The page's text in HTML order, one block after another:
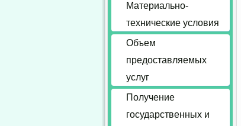
Материально-
технические условия
Объем
предоставляемых
услуг
Получение
государственных и